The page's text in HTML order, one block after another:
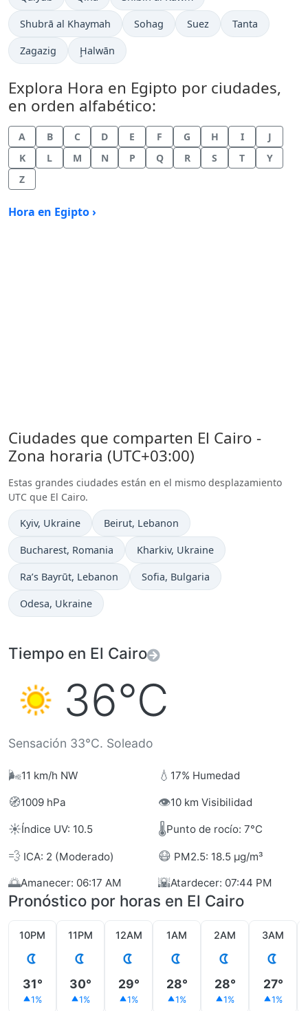
Hora actual en
Shubrā al Khaymah Hora actual en
Sohag Hora actual en
Suez Hora actual en
Tanta
Hora actual en
Zagazig Hora actual en
Ḩalwān
Explora Hora en Egipto por ciudades,
en orden alfabético:
A B C D E F G H I
J
K
L M N P Q R S T
Y
Z
Hora en Egipto ›
Ciudades que comparten El Cairo -
Zona horaria (UTC+03:00)
Estas grandes ciudades están en el mismo desplazamiento
UTC que El Cairo.
Hora actual en
Kyiv, Ukraine Hora actual en
Beirut, Lebanon
Hora actual en
Bucharest, Romania Hora actual en
Kharkiv, Ukraine
Hora actual en
Ra’s Bayrūt, Lebanon Hora actual en
Sofia, Bulgaria
Hora actual en
Odesa, Ukraine
Tiempo en El Cairo
36°C
Sensación 33°C. Soleado
🌬️11 km/h NW 💧 17% Humedad
🧭1009 hPa 👁️10 km Visibilidad
☀️Índice UV: 10.5 🌡️Punto de rocío: 7°C
💨 ICA: 2 (Moderado) 😷 PM2.5: 18.5 µg/m³
🌅Amanecer: 06:17 AM 🌇Atardecer: 07:44 PM
Pronóstico por horas en El Cairo
10PM
31°
1%
11PM
30°
1%
12AM
29°
1%
1AM
28°
1%
2AM
28°
1%
3AM
27°
1%